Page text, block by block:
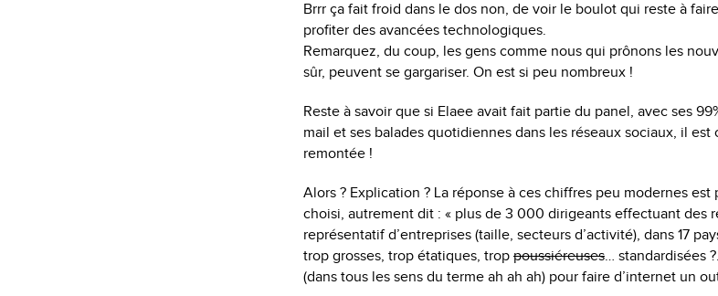
Brrr ça fait froid dans le dos non, de voir le boulot qui reste à
profiter des avancées technologiques.
Remarquez, du coup, les gens comme nous qui prônons les
sûr, peuvent se gargariser. On est si peu nombreux !
Reste à savoir que si Elaee avait fait partie du panel, avec ses
mail et ses balades quotidiennes dans les réseaux sociaux, il
remontée !
Alors ? Explication ? La réponse à ces chiffres peu modernes est
choisi, autrement dit : « plus de 3 000 dirigeants effectuant des
représentatif d’entreprises (taille, secteurs d’activité), dans 17
trop grosses, trop étatiques, trop poussiéreuses… standardisées
(dans tous les sens du terme ah ah ah) pour faire d’internet un